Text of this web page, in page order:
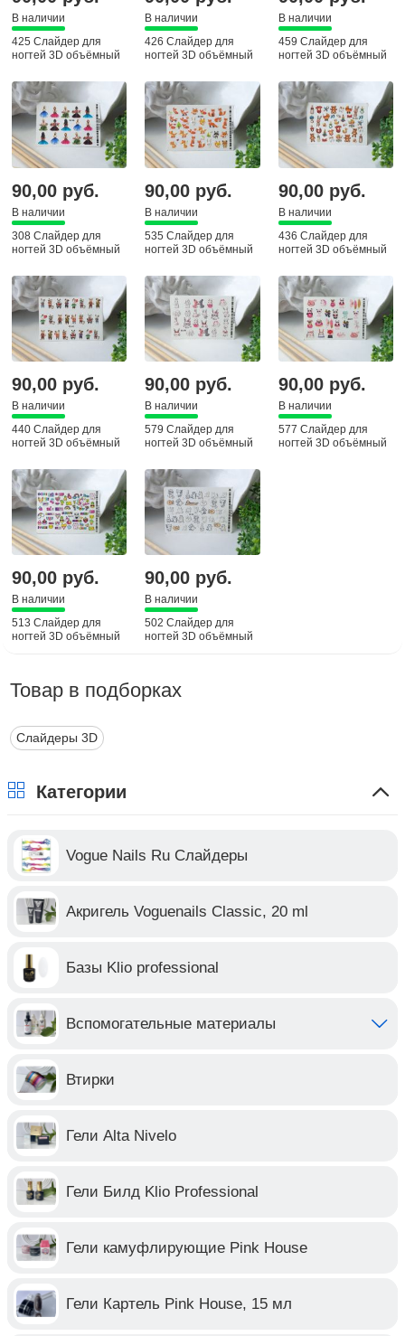
В наличии
425 Слайдер для
ногтей 3D объёмный
В наличии
426 Слайдер для
ногтей 3D объёмный
В наличии
459 Слайдер для
ногтей 3D объёмный
90,00 руб.
В наличии
308 Слайдер для
ногтей 3D объёмный
90,00 руб.
В наличии
535 Слайдер для
ногтей 3D объёмный
90,00 руб.
В наличии
436 Слайдер для
ногтей 3D объёмный
90,00 руб.
В наличии
440 Слайдер для
ногтей 3D объёмный
90,00 руб.
В наличии
579 Слайдер для
ногтей 3D объёмный
90,00 руб.
В наличии
577 Слайдер для
ногтей 3D объёмный
90,00 руб.
В наличии
513 Слайдер для
ногтей 3D объёмный
90,00 руб.
В наличии
502 Слайдер для
ногтей 3D объёмный
Товар в подборках
Слайдеры 3D
Категории
Vogue Nails Ru Слайдеры
Акригель Voguenails Classic, 20 ml
Базы Klio professional
Вспомогательные материалы
Втирки
Гели Alta Nivelo
Гели Билд Klio Professional
Гели камуфлирующие Pink House
Гели Картель Pink House, 15 мл